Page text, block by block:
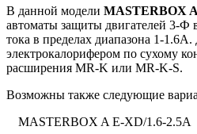
В данной модели MASTERBOX
автоматы защиты двигателей 3-Ф
тока в пределах диапазона 1-
электрокалорифером по сухому
расширения MR-K или MR-K-S.
Возможны также следующие
MASTERBOX A E-XD/1.6-2.5А